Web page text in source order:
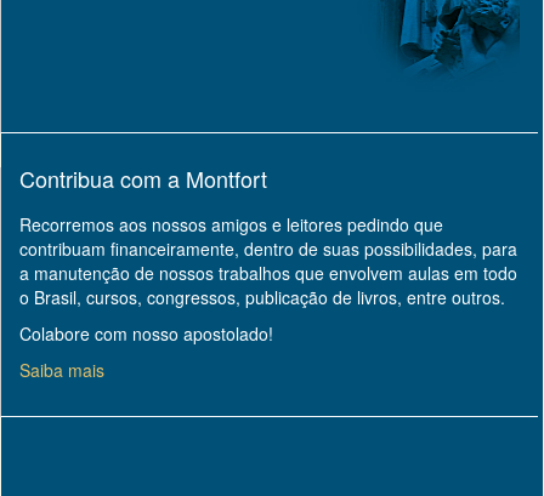
Contribua com a Montfort
Recorremos aos nossos amigos e leitores pedindo que
contribuam financeiramente, dentro de suas possibilidades, para
a manutenção de nossos trabalhos que envolvem aulas em todo
o Brasil, cursos, congressos, publicação de livros, entre outros.
Colabore com nosso apostolado!
Saiba mais